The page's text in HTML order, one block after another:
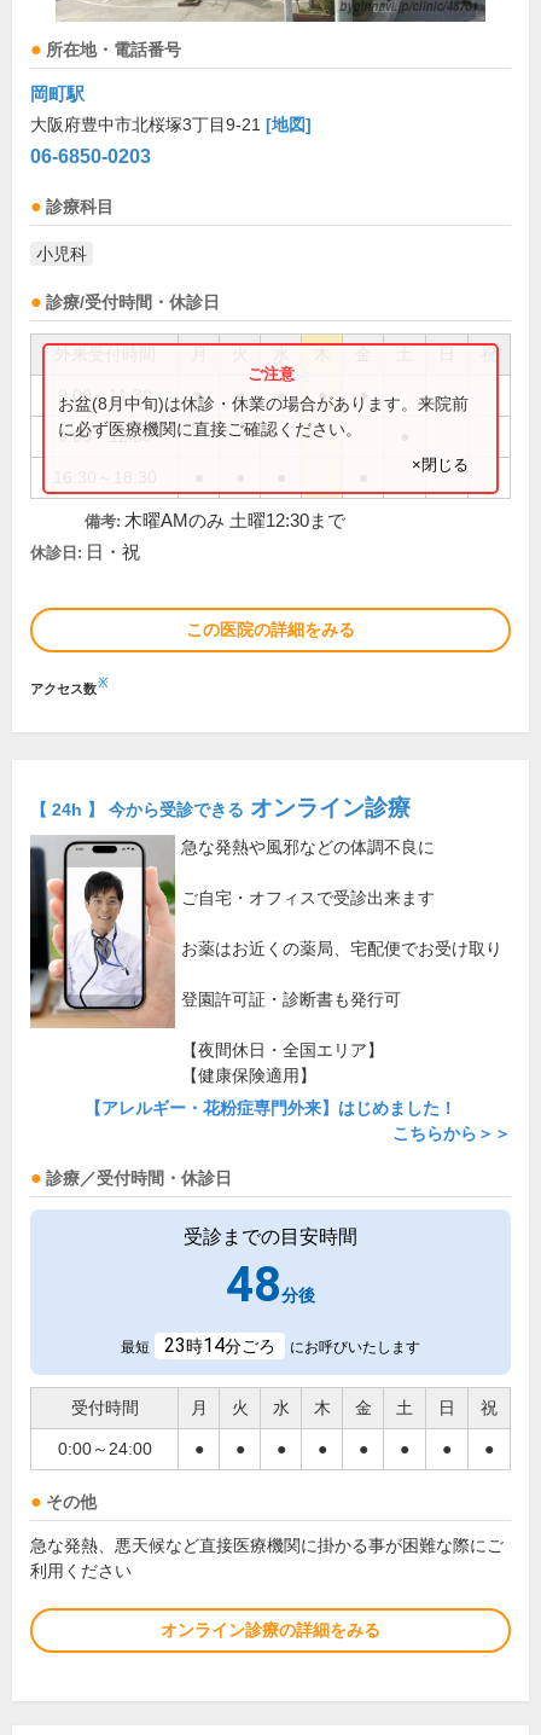
所在地・電話番号
岡町駅
大阪府豊中市北桜塚3丁目9-21 [地図]
06-6850-0203
診療科目
小児科
診療/受付時間・休診日
祝
9:00～11:30 ● ● ● ● ●
9:00～12:30
お盆(8月中旬)は休診・休業の場合があります。来院前
に必ず医療機関に直接ご確認ください。
×閉じる
備考: 木曜AMのみ 土曜12:30まで
休診日: 日・祝
この医院の詳細をみる
アクセス数※
【 24h 】 今から受診できる オンライン診療
急な発熱や風邪などの体調不良に
ご自宅・オフィスで受診出来ます
お薬はお近くの薬局、宅配便でお受け取り
登園許可証・診断書も発行可
【夜間休日・全国エリア】
【健康保険適用】
【アレルギー・花粉症専門外来】はじめました！
こちらから＞＞
診療／受付時間・休診日
受診までの目安時間
48分後
最短 23時14分ごろ にお呼びいたします
受付時間 月 火 水 木 金 土 日 祝
0:00～24:00 ● ● ● ● ● ● ● ●
その他
急な発熱、悪天候など直接医療機関に掛かる事が困難な際にご
利用ください
オンライン診療の詳細をみる